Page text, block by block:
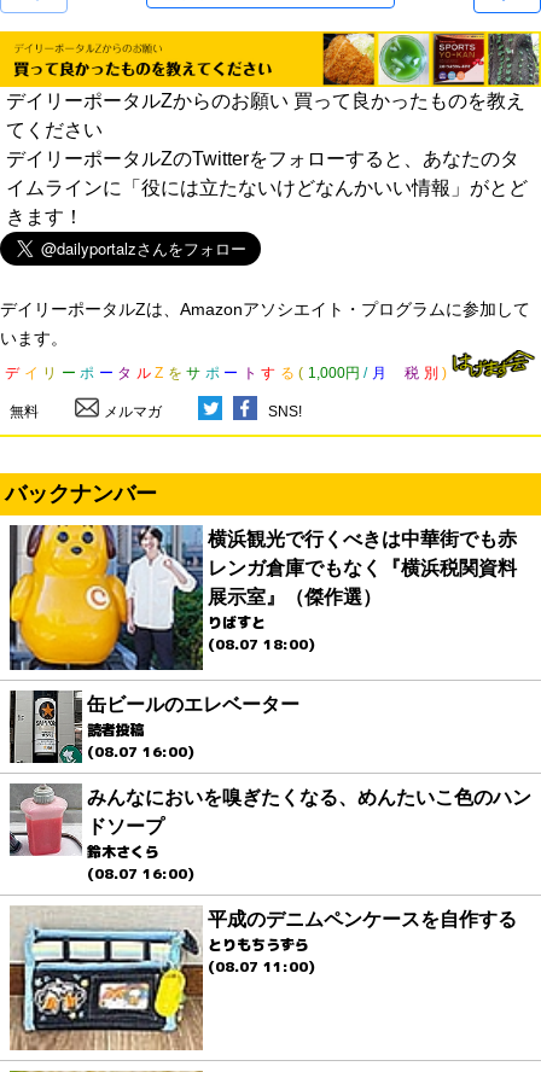
デイリーポータルZからのお願い 買って良かったものを教え
てください
デイリーポータルZのTwitterをフォローすると、あなたのタ
イムラインに「役には立たないけどなんかいい情報」がとど
きます！
デイリーポータルZは、Amazonアソシエイト・プログラムに参加して
います。
デ イ リ ー ポ ー タ ル Z を サ ポ ー ト す る ( 1,000円 / 月 税 別 )
無料 メルマガ SNS!
バックナンバー
横浜観光で行くべきは中華街でも赤
レンガ倉庫でもなく『横浜税関資料
展示室』（傑作選）
りばすと
(08.07 18:00)
缶ビールのエレベーター
読者投稿
(08.07 16:00)
みんなにおいを嗅ぎたくなる、めんたいこ色のハン
ドソープ
鈴木さくら
(08.07 16:00)
平成のデニムペンケースを自作する
とりもちうずら
(08.07 11:00)